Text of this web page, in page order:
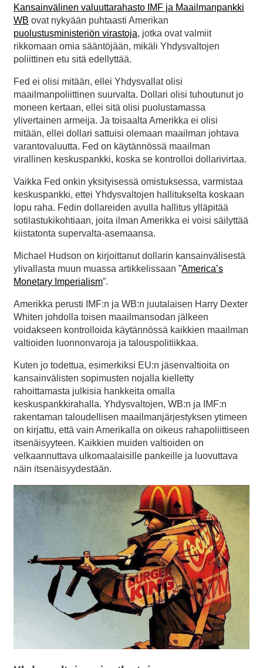
Kansainvälinen valuuttarahasto IMF ja Maailmanpankki
WB ovat nykyään puhtaasti Amerikan
puolustusministeriön virastoja, jotka ovat valmiit
rikkomaan omia sääntöjään, mikäli Yhdysvaltojen
poliittinen etu sitä edellyttää.
Fed ei olisi mitään, ellei Yhdysvallat olisi
maailmanpoliittinen suurvalta. Dollari olisi tuhoutunut jo
moneen kertaan, ellei sitä olisi puolustamassa
ylivertainen armeija. Ja toisaalta Amerikka ei olisi
mitään, ellei dollari sattuisi olemaan maailman johtava
varantovaluutta. Fed on käytännössä maailman
virallinen keskuspankki, koska se kontrolloi dollarivirtaa.
Vaikka Fed onkin yksityisessä omistuksessa, varmistaa
keskuspankki, ettei Yhdysvaltojen hallitukselta koskaan
lopu raha. Fedin dollareiden avulla hallitus ylläpitää
sotilastukikohtiaan, joita ilman Amerikka ei voisi säilyttää
kiistatonta supervalta-asemaansa.
Michael Hudson on kirjoittanut dollarin kansainvälisestä
ylivallasta muun muassa artikkelissaan ”America’s
Monetary Imperialism”.
Amerikka perusti IMF:n ja WB:n juutalaisen Harry Dexter
Whiten johdolla toisen maailmansodan jälkeen
voidakseen kontrolloida käytännössä kaikkien maailman
valtioiden luonnonvaroja ja talouspolitiikkaa.
Kuten jo todettua, esimerkiksi EU:n jäsenvaltioita on
kansainvälisten sopimusten nojalla kielletty
rahoittamasta julkisia hankkeita omalla
keskuspankkirahalla. Yhdysvaltojen, WB:n ja IMF:n
rakentaman taloudellisen maailmanjärjestyksen ytimeen
on kirjattu, että vain Amerikalla on oikeus rahapoliittiseen
itsenäisyyteen. Kaikkien muiden valtioiden on
velkaannuttava ulkomaalaisille pankeille ja luovuttava
näin itsenäisyydestään.